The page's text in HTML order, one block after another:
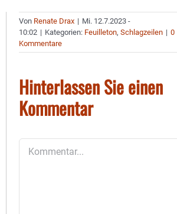
Von Renate Drax | Mi. 12.7.2023 -
10:02 | Kategorien: Feuilleton,Schlagzeilen | 0
Kommentare
Hinterlassen Sie einen
Kommentar